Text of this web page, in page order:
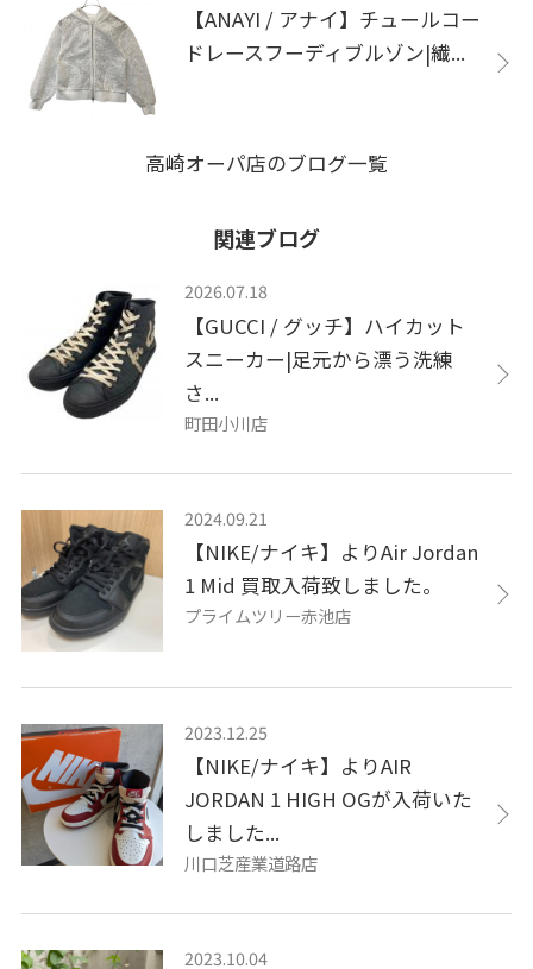
【ANAYI / アナイ】チュールコー
ドレースフーディブルゾン|繊...
高崎オーパ店のブログ一覧
関連ブログ
2026.07.18
【GUCCI / グッチ】ハイカット
スニーカー|足元から漂う洗練
さ...
町田小川店
2024.09.21
【NIKE/ナイキ】よりAir Jordan
1 Mid 買取入荷致しました。
プライムツリー赤池店
2023.12.25
【NIKE/ナイキ】よりAIR
JORDAN 1 HIGH OGが入荷いた
しました...
川口芝産業道路店
2023.10.04